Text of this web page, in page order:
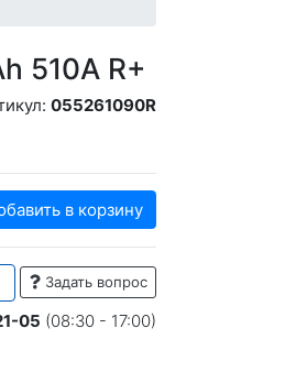
510A R+
055261090R
в корзину
Задать вопрос
05 (08:30 - 17:00)